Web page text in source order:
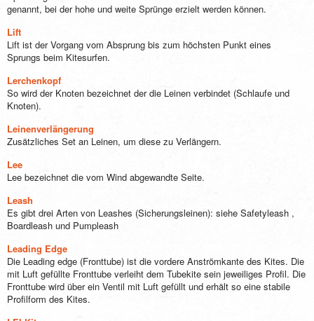
genannt, bei der hohe und weite Sprünge erzielt werden können.
Lift
Lift ist der Vorgang vom Absprung bis zum höchsten Punkt eines
Sprungs beim Kitesurfen.
Lerchenkopf
So wird der Knoten bezeichnet der die Leinen verbindet (Schlaufe und
Knoten).
Leinenverlängerung
Zusätzliches Set an Leinen, um diese zu Verlängern.
Lee
Lee bezeichnet die vom Wind abgewandte Seite.
Leash
Es gibt drei Arten von Leashes (Sicherungsleinen): siehe Safetyleash ,
Boardleash und Pumpleash
Leading Edge
Die Leading edge (Fronttube) ist die vordere Anströmkante des Kites. Die
mit Luft gefüllte Fronttube verleiht dem Tubekite sein jeweiliges Profil. Die
Fronttube wird über ein Ventil mit Luft gefüllt und erhält so eine stabile
Profilform des Kites.